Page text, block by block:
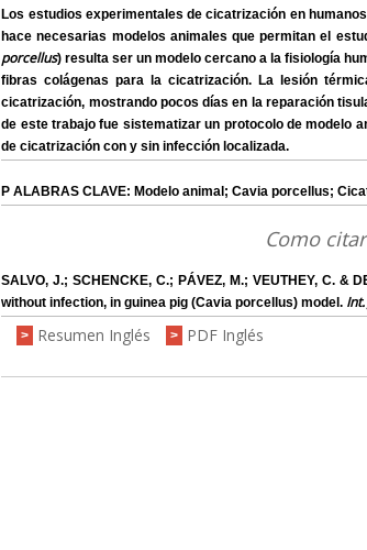
Los estudios experimentales de cicatrización en
hace necesarias modelos animales que permitan el
porcellus) resulta ser un modelo cercano a la fisiología
fibras colágenas para la cicatrización. La lesión
cicatrización, mostrando pocos días en la reparación
de este trabajo fue sistematizar un protocolo de modelo
de cicatrización con y sin infección localizada.
P ALABRAS CLAVE: Modelo animal; Cavia porcellus;
Como
SALVO, J.; SCHENCKE, C.; PÁVEZ, M.; VEUTHEY, C.
without infection, in guinea pig (Cavia porcellus) model.
> Resumen Inglés > PDF Inglés